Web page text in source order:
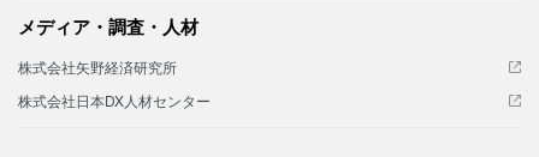
メディア・調査・人材
株式会社矢野経済研究所
株式会社日本DX人材センター